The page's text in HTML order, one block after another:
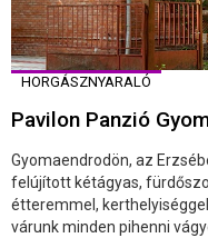
HORGÁSZNYARALÓ
Pavilon Panzió
Gyomaendrodön, az
felújított kétágyas,
étteremmel,
várunk minden pihenni